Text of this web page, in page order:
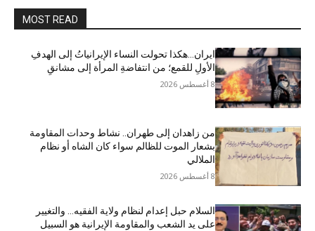
MOST READ
ایران…هکذا تحولت النساء الإيرانياتُ إلى الهدفِ
الأولِ للقمع؛ من انتفاضةِ المرأة إلى مشانقِ
8 أغسطس 2026
من زاهدان إلى طهران.. نشاط وحدات المقاومة
بشعار الموت للظالم سواء كان الشاه أو نظام
الملالي
8 أغسطس 2026
السلام حبل إعدام لنظام ولاية الفقيه… والتغيير
على يد الشعب والمقاومة الإيرانية هو السبيل